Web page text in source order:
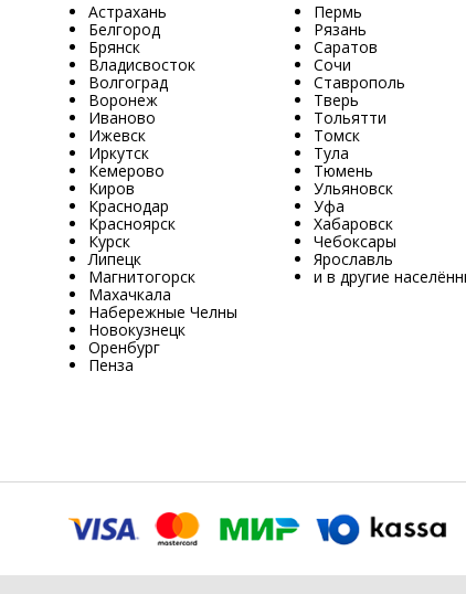
Астрахань
Белгород
Брянск
Владисвосток
Волгоград
Воронеж
Иваново
Ижевск
Иркутск
Кемерово
Киров
Краснодар
Красноярск
Курск
Липецк
Магнитогорск
Махачкала
Набережные Челны
Новокузнецк
Оренбург
Пенза
Пермь
Рязань
Саратов
Сочи
Ставрополь
Тверь
Тольятти
Томск
Тула
Тюмень
Ульяновск
Уфа
Хабаровск
Чебоксары
Ярославль
и в другие